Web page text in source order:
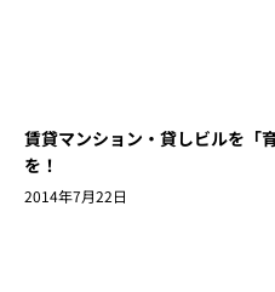
賃貸マンション・貸しビルを「
を！
2014年7月22日